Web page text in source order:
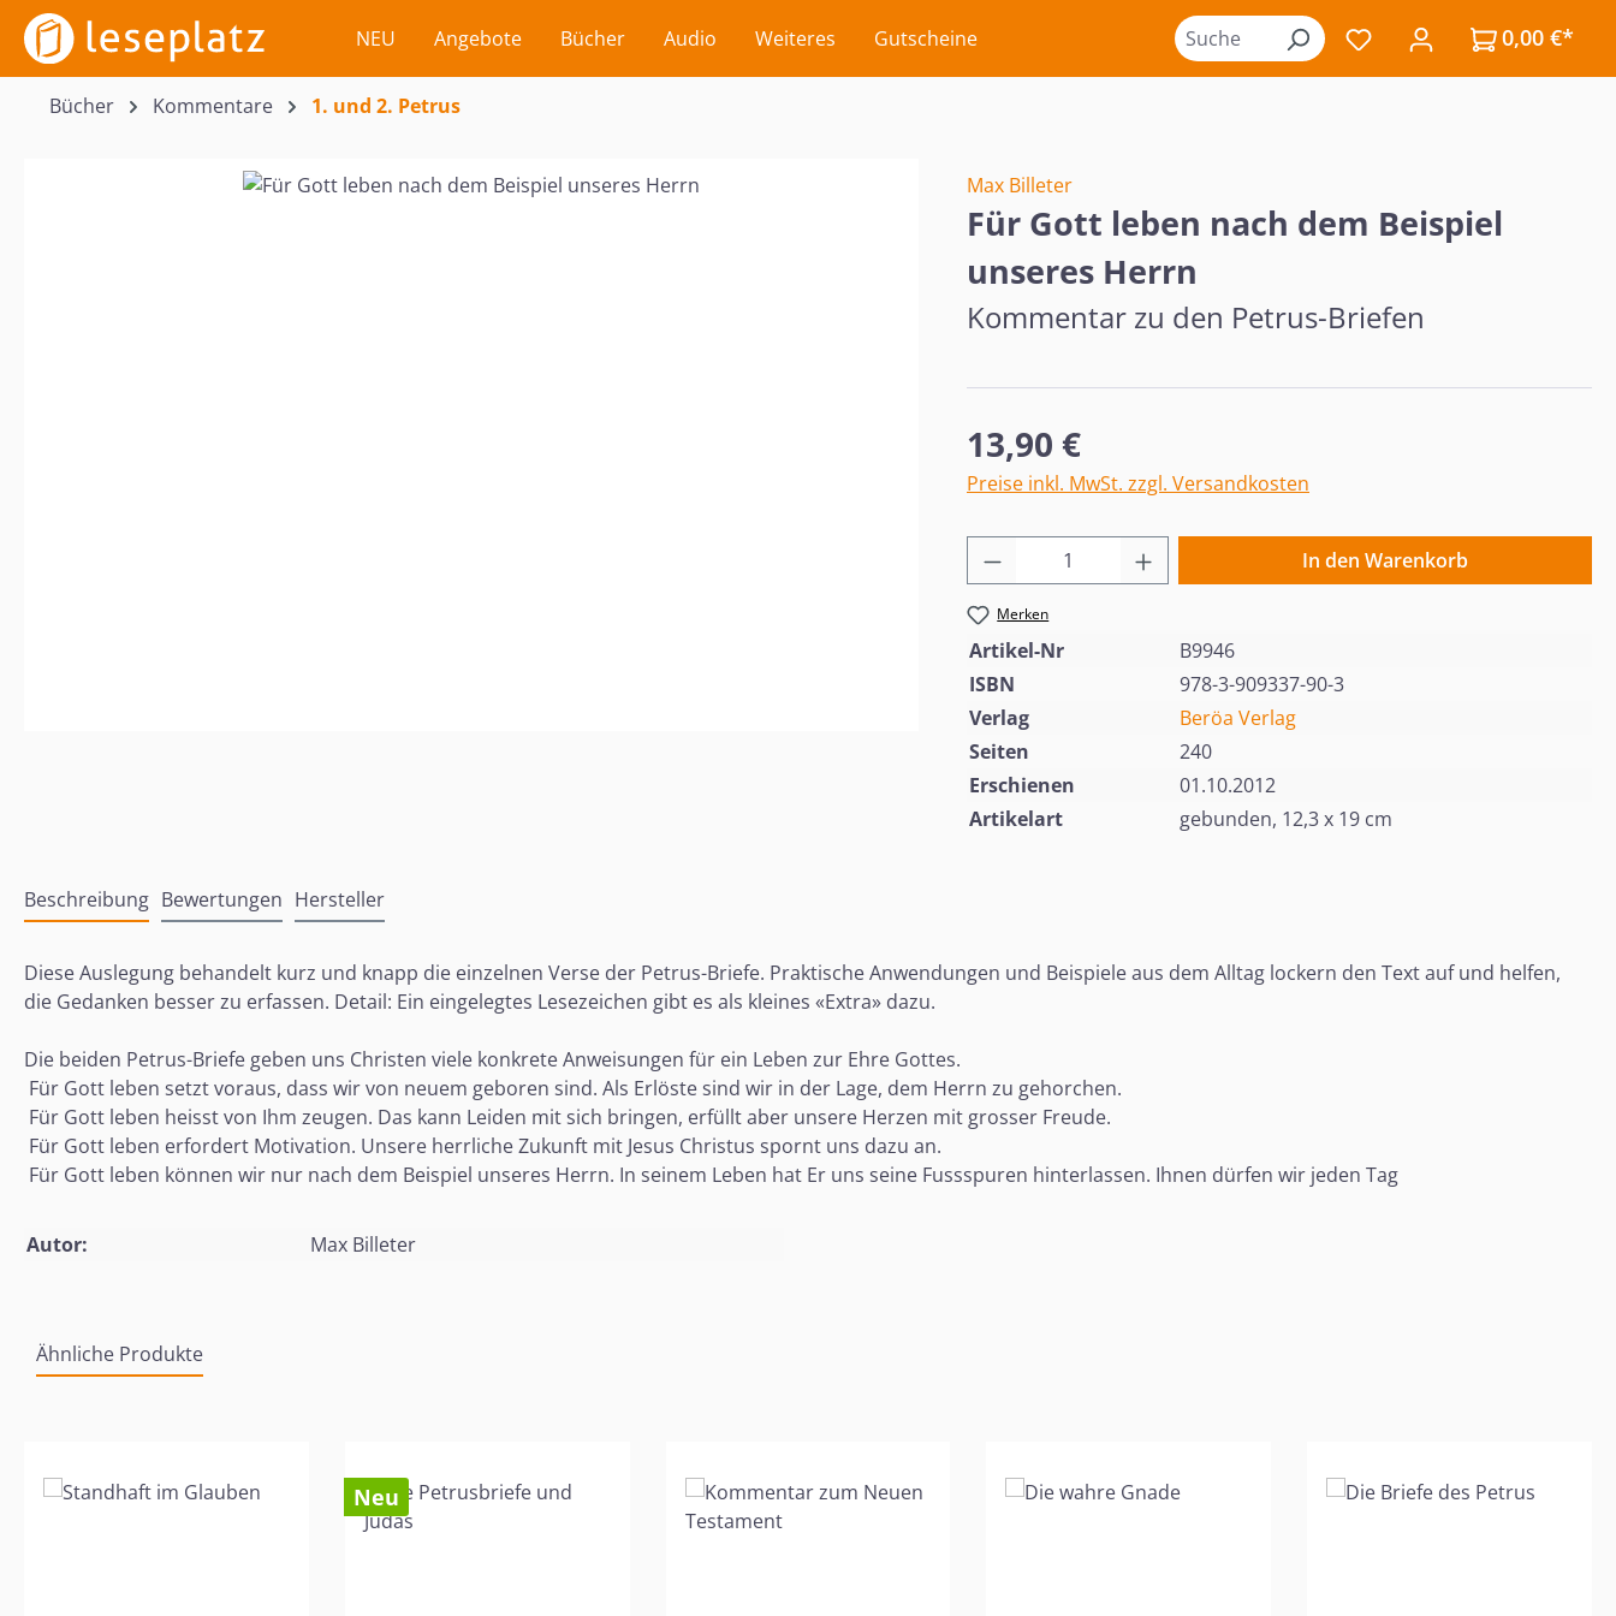
Hauptinhalt springen
Zur Suche springen
Zur Hauptnavigation springen NEU Angebote Bücher Audio Weiteres Gutscheine Du hast 0 Produkte auf
0,00 €*
Bücher Kommentare 1. und 2. Petrus
Bildergalerie überspringen Max Billeter
Für Gott leben nach dem Beispiel
unseres Herrn
Kommentar zu den Petrus-Briefen
Regulärer Preis:
13,90 €
Preise inkl. MwSt. zzgl. Versandkosten
Produkt Anzahl: Gib den gewünschten Wert
In den Warenkorb
Merken
Artikel-Nr
B9946
ISBN
978-3-909337-90-3
Verlag
Beröa Verlag
Seiten
240
Erschienen
01.10.2012
Artikelart
gebunden, 12,3 x 19 cm
Beschreibung Bewertungen Hersteller
Diese Auslegung behandelt kurz und knapp die einzelnen Verse der Petrus-Briefe. Praktische Anwendungen und Beispiele aus dem Alltag lockern den Text auf und helfen,
die Gedanken besser zu erfassen. Detail: Ein eingelegtes Lesezeichen gibt es als kleines «Extra» dazu.
Die beiden Petrus-Briefe geben uns Christen viele konkrete Anweisungen für ein Leben zur Ehre Gottes.
 Für Gott leben setzt voraus, dass wir von neuem geboren sind. Als Erlöste sind wir in der Lage, dem Herrn zu gehorchen.
 Für Gott leben heisst von Ihm zeugen. Das kann Leiden mit sich bringen, erfüllt aber unsere Herzen mit grosser Freude.
 Für Gott leben erfordert Motivation. Unsere herrliche Zukunft mit Jesus Christus spornt uns dazu an.
 Für Gott leben können wir nur nach dem Beispiel unseres Herrn. In seinem Leben hat Er uns seine Fussspuren hinterlassen. Ihnen dürfen wir jeden Tag
Autor: Max Billeter
Ähnliche Produkte
Neu